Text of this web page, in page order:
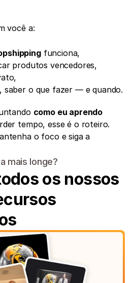
você a:
funciona,
produtos vencedores,
saber o que fazer — e quando.
como eu aprendo
tempo, esse é o roteiro.
o foco e siga a
mais longe?
os nossos